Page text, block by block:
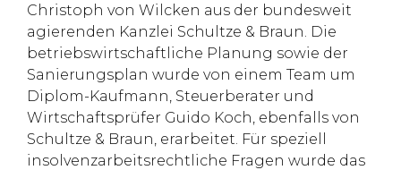
Christoph von Wilcken aus der bundesweit
agierenden Kanzlei Schultze & Braun. Die
betriebswirtschaftliche Planung sowie der
Sanierungsplan wurde von einem Team um
Diplom-Kaufmann, Steuerberater und
Wirtschaftsprüfer Guido Koch, ebenfalls von
Schultze & Braun, erarbeitet. Für speziell
insolvenzarbeitsrechtliche Fragen wurde das